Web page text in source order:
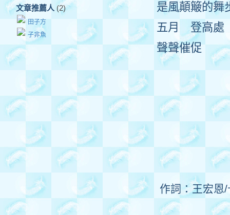
文章推薦人 (2)
田子方
子非魚
是風顛簸的舞
五月 登高處
聲聲催促
作詞：王宏